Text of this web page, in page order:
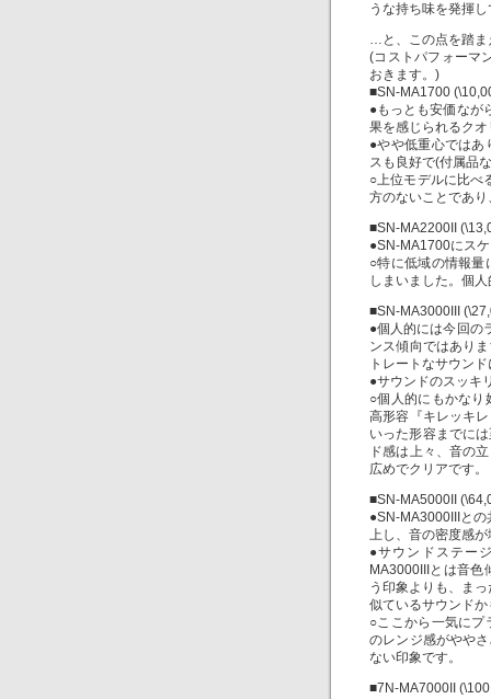
うな持ち味を発揮
…と、この点を踏ま
(コストパフォーマ
おきます。)
■SN-MA1700
●もっとも安価なが
果を感じられるク
●やや低重心ではあ
スも良好で(付属品
○上位モデルに比べ
方のないことであ
■SN-MA2200II
●SN-MA1700にス
○特に低域の情報量
しまいました。個
■SN-MA3000III
●個人的には今回の
ンス傾向ではあり
トレートなサウン
●サウンドのスッキ
○個人的にもかなり
高形容『キレッキ
いった形容までには
ド感は上々、音の
広めでクリアです。
■SN-MA5000II
●SN-MA3000IIIと
上し、音の密度感
●サウンドステー
MA3000IIIとは音
う印象よりも、ま
似ているサウンド
○ここから一気にプ
のレンジ感がやや
ない印象です。
■7N-MA7000II